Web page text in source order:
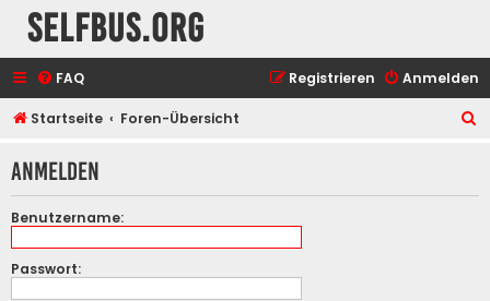
selfbus.org
FAQ Anmelden
Registrieren
Startseite Foren-Übersicht
h
Anmelden
Benutzername:
Passwort: